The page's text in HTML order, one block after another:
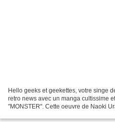
Hello geeks et geekettes, votre singe
retro news avec un manga cultissime
"MONSTER". Cette oeuvre de Naoki